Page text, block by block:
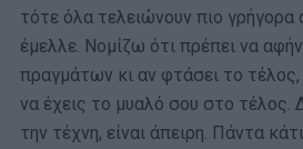
τότε όλα τελειώνουν πιο γρήγορα
έμελλε. Νομίζω ότι πρέπει να
πραγμάτων κι αν φτάσει το τέλος,
να έχεις το μυαλό σου στο τέλος.
την τέχνη, είναι άπειρη. Πάντα